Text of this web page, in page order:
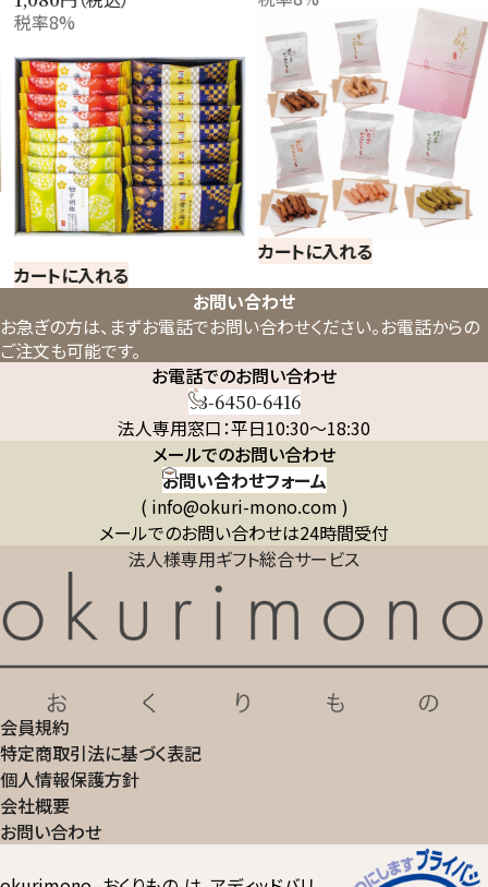
税率8%
カートに入れる
カートに入れる
お問い合わせ
お急ぎの方は、まずお電話でお問い合わせください。お電話からの
ご注文も可能です。
お電話でのお問い合わせ
03-6450-6416
法人専用窓口：平日10:30～18:30
メールでのお問い合わせ
お問い合わせフォーム
( info@okuri-mono.com )
メールでのお問い合わせは24時間受付
法人様専用ギフト総合サービス
会員規約
特定商取引法に基づく表記
個人情報保護方針
会社概要
お問い合わせ